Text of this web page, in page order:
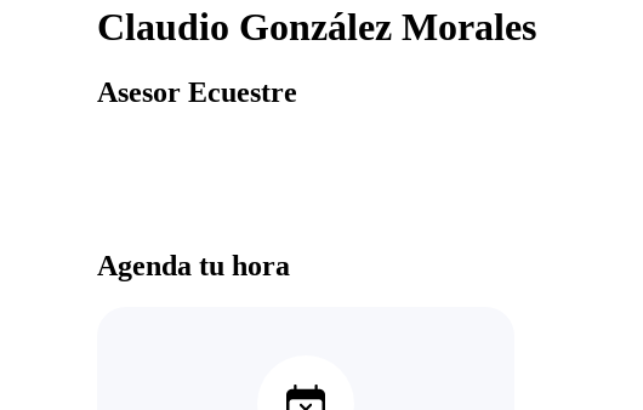
Claudio González Morales
Asesor Ecuestre
Agenda tu hora